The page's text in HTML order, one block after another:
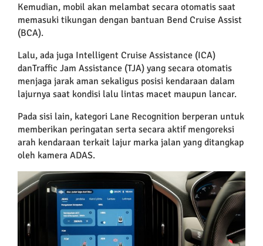
Kemudian, mobil akan melambat secara otomatis saat
memasuki tikungan dengan bantuan Bend Cruise Assist
(BCA).
Lalu, ada juga Intelligent Cruise Assistance (ICA)
danTraffic Jam Assistance (TJA) yang secara otomatis
menjaga jarak aman sekaligus posisi kendaraan dalam
lajurnya saat kondisi lalu lintas macet maupun lancar.
Pada sisi lain, kategori Lane Recognition berperan untuk
memberikan peringatan serta secara aktif mengoreksi
arah kendaraan terkait lajur marka jalan yang ditangkap
oleh kamera ADAS.